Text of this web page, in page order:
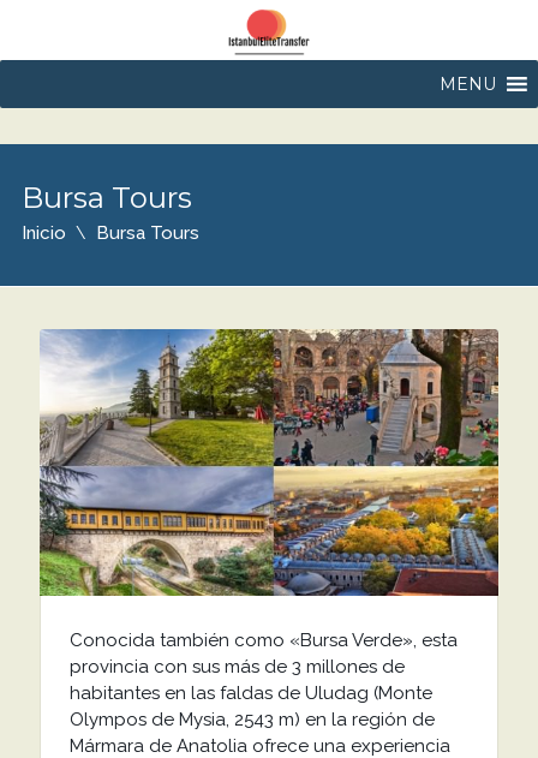
MENU
Bursa Tours
Inicio Bursa Tours
Conocida también como «Bursa Verde», esta
provincia con sus más de 3 millones de
habitantes en las faldas de Uludag (Monte
Olympos de Mysia, 2543 m) en la región de
Mármara de Anatolia ofrece una experiencia